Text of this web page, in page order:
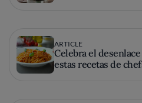
ARTICLE
Celebra el
estas recetas de